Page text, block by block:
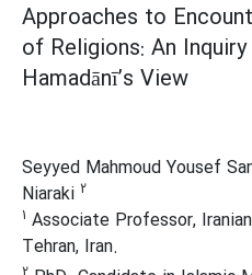
Approaches to
of Religions: An
Hamadānī’s View
Seyyed Mahmoud Yousef
Niaraki 2
1 Associate Professor,
Tehran, Iran.